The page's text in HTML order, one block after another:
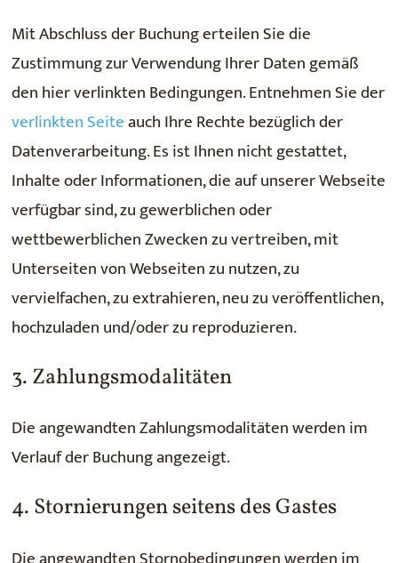
Mit Abschluss der Buchung erteilen Sie die
Zustimmung zur Verwendung Ihrer Daten gemäß
den hier verlinkten Bedingungen. Entnehmen Sie der
verlinkten Seiteauch Ihre Rechte bezüglich der
Datenverarbeitung. Es ist Ihnen nicht gestattet,
Inhalte oder Informationen, die auf unserer Webseite
verfügbar sind, zu gewerblichen oder
wettbewerblichen Zwecken zu vertreiben, mit
Unterseiten von Webseiten zu nutzen, zu
vervielfachen, zu extrahieren, neu zu veröffentlichen,
hochzuladen und/oder zu reproduzieren.
3. Zahlungsmodalitäten
Die angewandten Zahlungsmodalitäten werden im
Verlauf der Buchung angezeigt.
4. Stornierungen seitens des Gastes